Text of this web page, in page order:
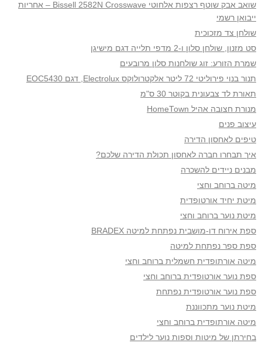
שואב אבק שוטף רצפות אלחוטי Bissell 2582N Crosswave – אחריות
ייבואן רשמי
שולחן צד מזכוכית
סט מזנון, שולחן סלון ו-2 מדפי תלייה דגם מישיגן
שמרת הזורע: זוג שולחנות סלון מרובעים
​תנור בנוי פירוליטי 72 ליטר אלקטרולוקס Electrolux, דגם EOC5430
תאורת לד צבעונית בקוטר 30 ס"מ
מנורת חצובה אהיל HomeTown
עיצוב פנים
טיפים לאחסון הדירה
איך תבחרו חברה לאחסון תכולת הדירה שלכם?
מבנים ניידים להשכרה
מיטה ברוחב וחצי
מיטת יחיד אורטופדית
מיטת נוער ברוחב וחצי
ספת אירוח דו-מושבית נפתחת למיטה BRADEX
ספת ספר נפתחת למיטה
מיטה אורתופדית חשמלית ברוחב וחצי​
ספת נוער אורטופדית ברוחב וחצי
ספת נוער אורטופדית נפתחת
מיטת נוער מתכווננת
מיטה אורתופדית ברוחב וחצי
בחירתן של מיטות וספות נוער לילדים